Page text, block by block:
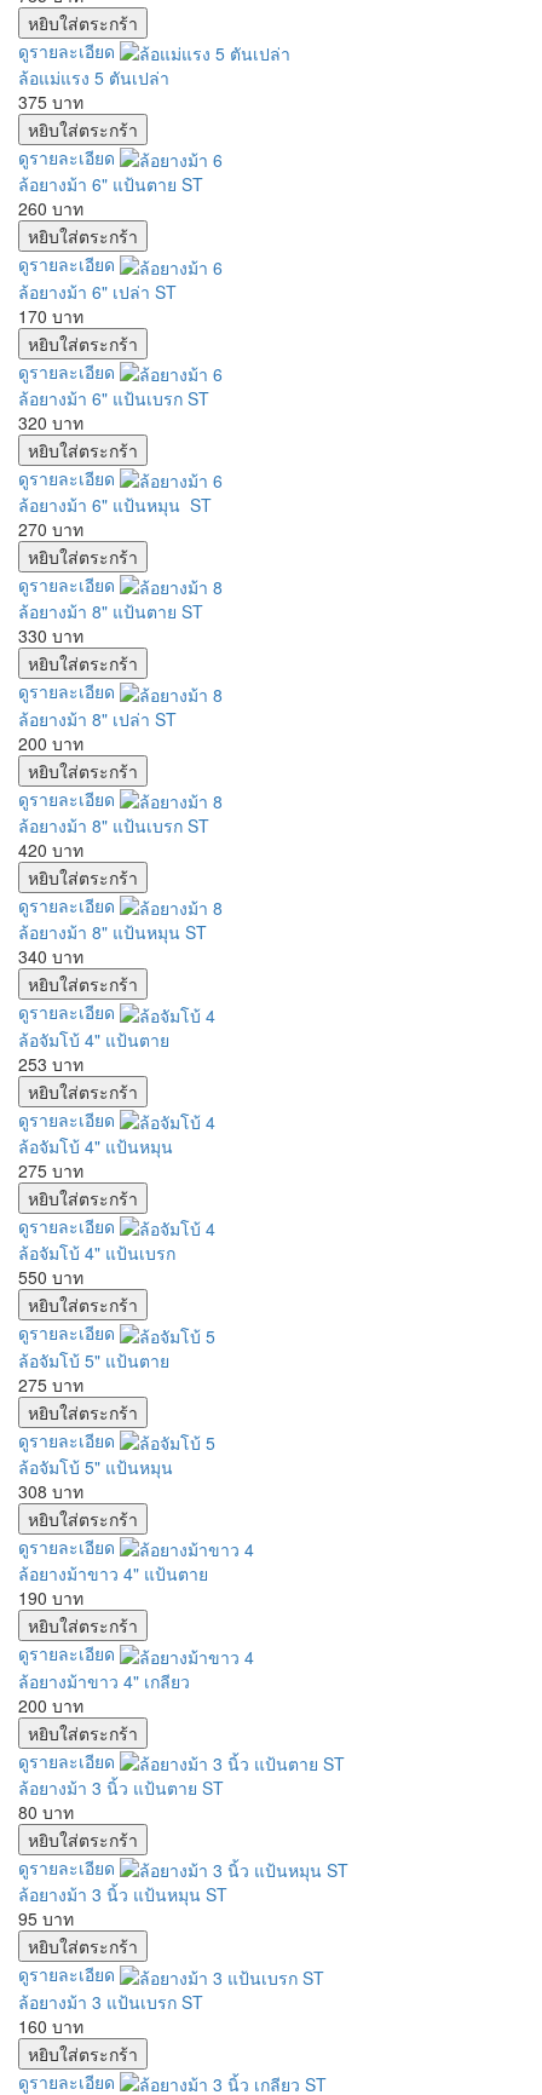
ดูรายละเอียด
ล้อแม่แรง 5 ตันเปล่า
375 บาท
ดูรายละเอียด
ล้อยางม้า 6" แป้นตาย ST
260 บาท
ดูรายละเอียด
ล้อยางม้า 6" เปล่า ST
170 บาท
ดูรายละเอียด
ล้อยางม้า 6" แป้นเบรก ST
320 บาท
ดูรายละเอียด
ล้อยางม้า 6" แป้นหมุน ST
270 บาท
ดูรายละเอียด
ล้อยางม้า 8" แป้นตาย ST
330 บาท
ดูรายละเอียด
ล้อยางม้า 8" เปล่า ST
200 บาท
ดูรายละเอียด
ล้อยางม้า 8" แป้นเบรก ST
420 บาท
ดูรายละเอียด
ล้อยางม้า 8" แป้นหมุน ST
340 บาท
ดูรายละเอียด
ล้อจัมโบ้ 4" แป้นตาย
253 บาท
ดูรายละเอียด
ล้อจัมโบ้ 4" แป้นหมุน
275 บาท
ดูรายละเอียด
ล้อจัมโบ้ 4" แป้นเบรก
550 บาท
ดูรายละเอียด
ล้อจัมโบ้ 5" แป้นตาย
275 บาท
ดูรายละเอียด
ล้อจัมโบ้ 5" แป้นหมุน
308 บาท
ดูรายละเอียด
ล้อยางม้าขาว 4" แป้นตาย
190 บาท
ดูรายละเอียด
ล้อยางม้าขาว 4" เกลียว
200 บาท
ดูรายละเอียด
ล้อยางม้า 3 นิ้ว แป้นตาย ST
80 บาท
ดูรายละเอียด
ล้อยางม้า 3 นิ้ว แป้นหมุน ST
95 บาท
ดูรายละเอียด
ล้อยางม้า 3 แป้นเบรก ST
160 บาท
ดูรายละเอียด